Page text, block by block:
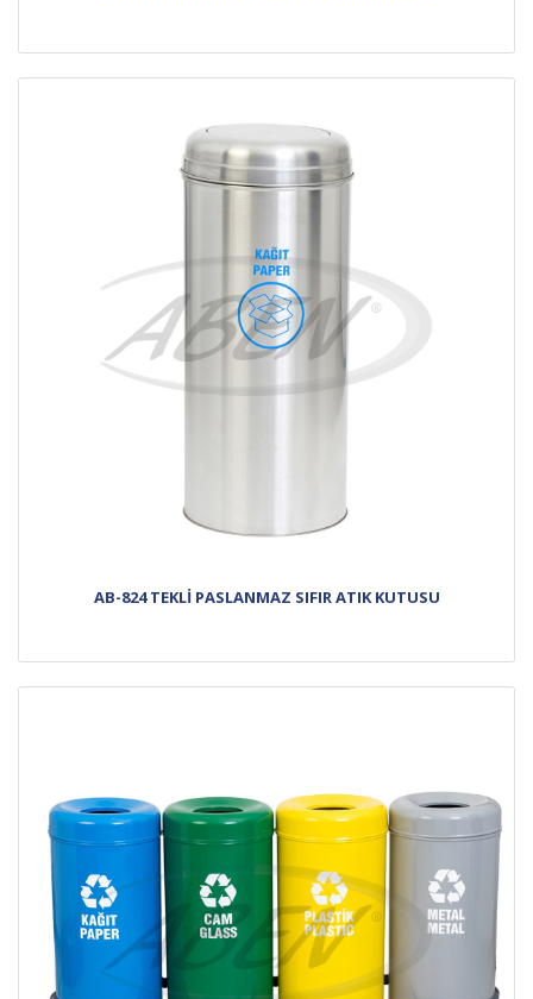
AB-824 TEKLİ PASLANMAZ SIFIR ATIK KUTUSU